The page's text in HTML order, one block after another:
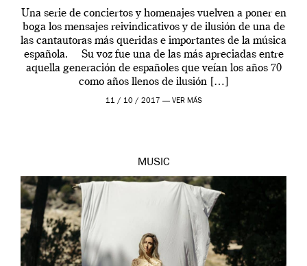
Una serie de conciertos y homenajes vuelven a poner en
boga los mensajes reivindicativos y de ilusión de una de
las cantautoras más queridas e importantes de la música
española. Su voz fue una de las más apreciadas entre
aquella generación de españoles que veían los años 70
como años llenos de ilusión […]
11 / 10 / 2017 — VER MÁS
MUSIC